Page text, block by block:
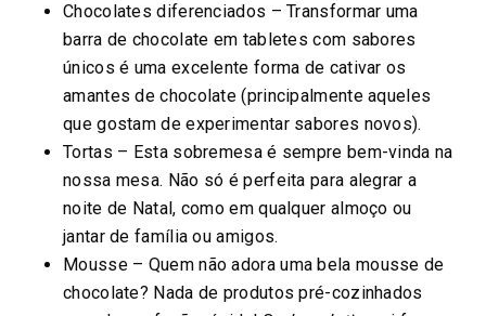
Chocolates diferenciados – Transformar uma
barra de chocolate em tabletes com sabores
únicos é uma excelente forma de cativar os
amantes de chocolate (principalmente aqueles
que gostam de experimentar sabores novos).
Tortas – Esta sobremesa é sempre bem-vinda na
nossa mesa. Não só é perfeita para alegrar a
noite de Natal, como em qualquer almoço ou
jantar de família ou amigos.
Mousse – Quem não adora uma bela mousse de
chocolate? Nada de produtos pré-cozinhados